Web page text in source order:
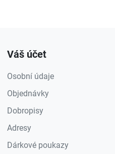
Váš účet
Osobní údaje
Objednávky
Dobropisy
Adresy
Dárkové poukazy